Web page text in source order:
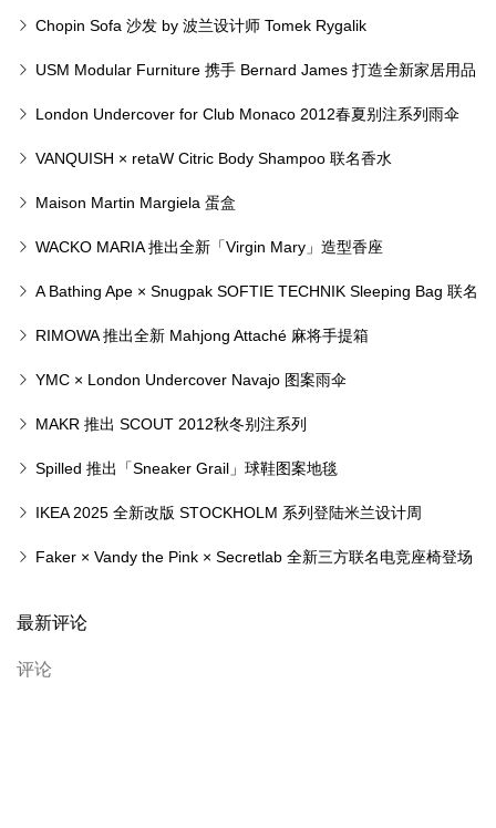
登场Chopin Sofa 沙发 by 波兰设计师 Tomek Rygalik
USM Modular Furniture 携手 Bernard James 打造全新家居用品
系列London Undercover for Club Monaco 2012春夏别注系列雨伞
VANQUISH × retaW Citric Body Shampoo 联名香水
Maison Martin Margiela 蛋盒
WACKO MARIA 推出全新「Virgin Mary」造型香座
A Bathing Ape × Snugpak SOFTIE TECHNIK Sleeping Bag 联名
别注机能睡袋
RIMOWA 推出全新 Mahjong Attaché 麻将手提箱
YMC × London Undercover Navajo 图案雨伞
MAKR 推出 SCOUT 2012秋冬别注系列
Spilled 推出「Sneaker Grail」球鞋图案地毯
IKEA 2025 全新改版 STOCKHOLM 系列登陆米兰设计周
Faker × Vandy the Pink × Secretlab 全新三方联名电竞座椅登场
最新评论